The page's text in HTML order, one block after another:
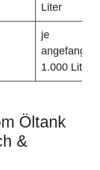
Liter
je
1.000 Liter
Öltank
&